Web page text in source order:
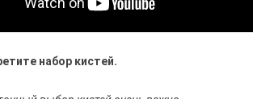
набор кистей.